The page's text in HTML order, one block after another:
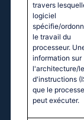
travers
logiciel
spécifie/
le travail du
processeur.
information sur
l'architecture/
d'instructions
que le
peut exécuter.